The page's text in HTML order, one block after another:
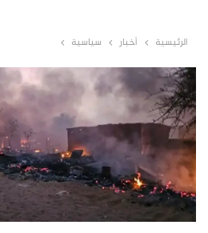
الرئيسية أخبار سياسية